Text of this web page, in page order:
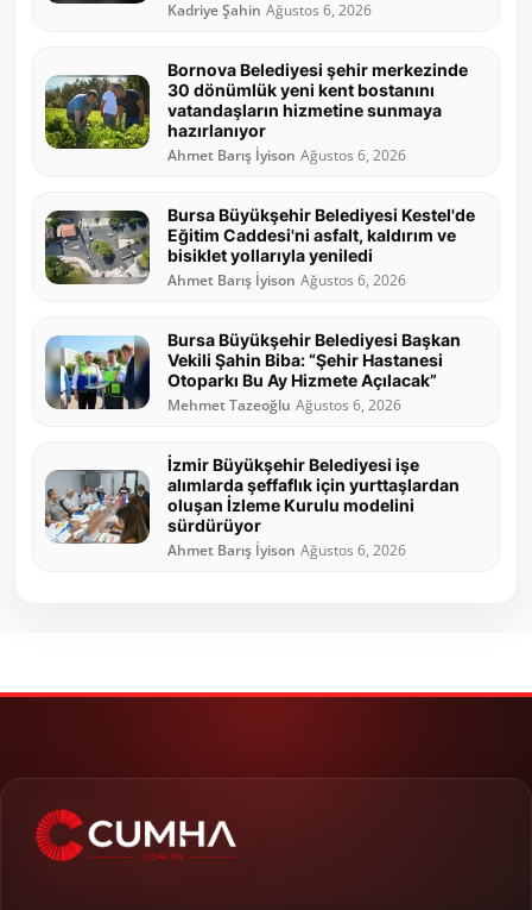
Kadriye Şahin Ağustos 6, 2026
Bornova Belediyesi şehir merkezinde
30 dönümlük yeni kent bostanını
vatandaşların hizmetine sunmaya
hazırlanıyor
Ahmet Barış İyison Ağustos 6, 2026
Bursa Büyükşehir Belediyesi Kestel'de
Eğitim Caddesi'ni asfalt, kaldırım ve
bisiklet yollarıyla yeniledi
Ahmet Barış İyison Ağustos 6, 2026
Bursa Büyükşehir Belediyesi Başkan
Vekili Şahin Biba: “Şehir Hastanesi
Otoparkı Bu Ay Hizmete Açılacak”
Mehmet Tazeoğlu Ağustos 6, 2026
İzmir Büyükşehir Belediyesi işe
alımlarda şeffaflık için yurttaşlardan
oluşan İzleme Kurulu modelini
sürdürüyor
Ahmet Barış İyison Ağustos 6, 2026